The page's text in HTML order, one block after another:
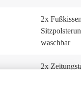
2x Fußkissen
waschbar
2x